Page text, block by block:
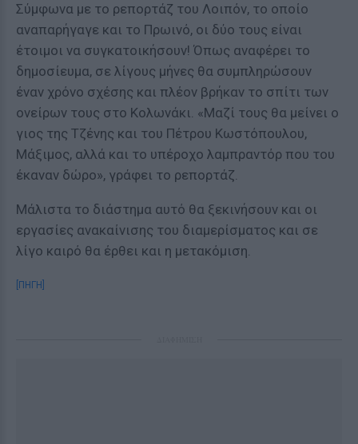
Σύμφωνα με το ρεπορτάζ του Λοιπόν, το οποίο
αναπαρήγαγε και το Πρωινό, οι δύο τους είναι
έτοιμοι να συγκατοικήσουν! Όπως αναφέρει το
δημοσίευμα, σε λίγους μήνες θα συμπληρώσουν
έναν χρόνο σχέσης και πλέον βρήκαν το σπίτι των
ονείρων τους στο Κολωνάκι. «Μαζί τους θα μείνει ο
γιος της Τζένης και του Πέτρου Κωστόπουλου,
Μάξιμος, αλλά και το υπέροχο λαμπραντόρ που του
έκαναν δώρο», γράφει το ρεπορτάζ.
Μάλιστα το διάστημα αυτό θα ξεκινήσουν και οι
εργασίες ανακαίνισης του διαμερίσματος και σε
λίγο καιρό θα έρθει και η μετακόμιση.
[ΠΗΓΗ]